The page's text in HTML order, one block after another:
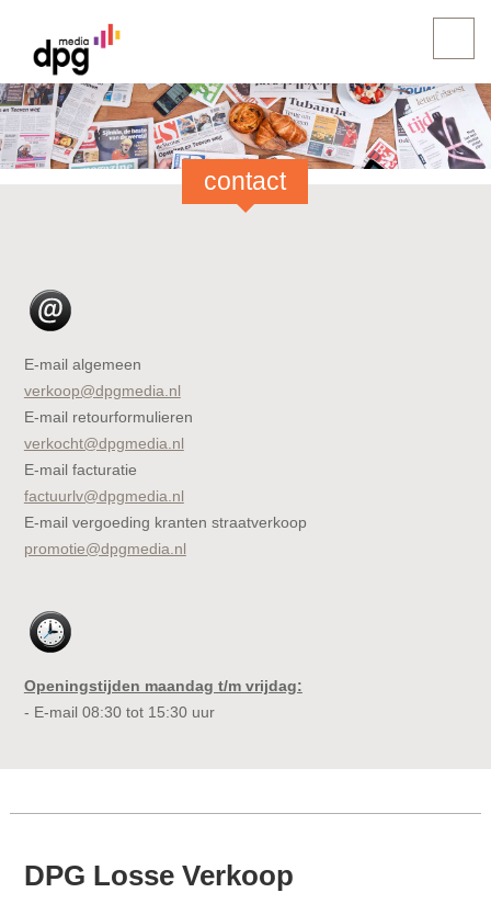
contact
E-mail algemeen
verkoop@dpgmedia.nl
E-mail retourformulieren
verkocht@dpgmedia.nl
E-mail facturatie
factuurlv@dpgmedia.nl
E-mail vergoeding kranten straatverkoop
promotie@dpgmedia.nl
Openingstijden maandag t/m vrijdag:
- E-mail 08:30 tot 15:30 uur
DPG Losse Verkoop